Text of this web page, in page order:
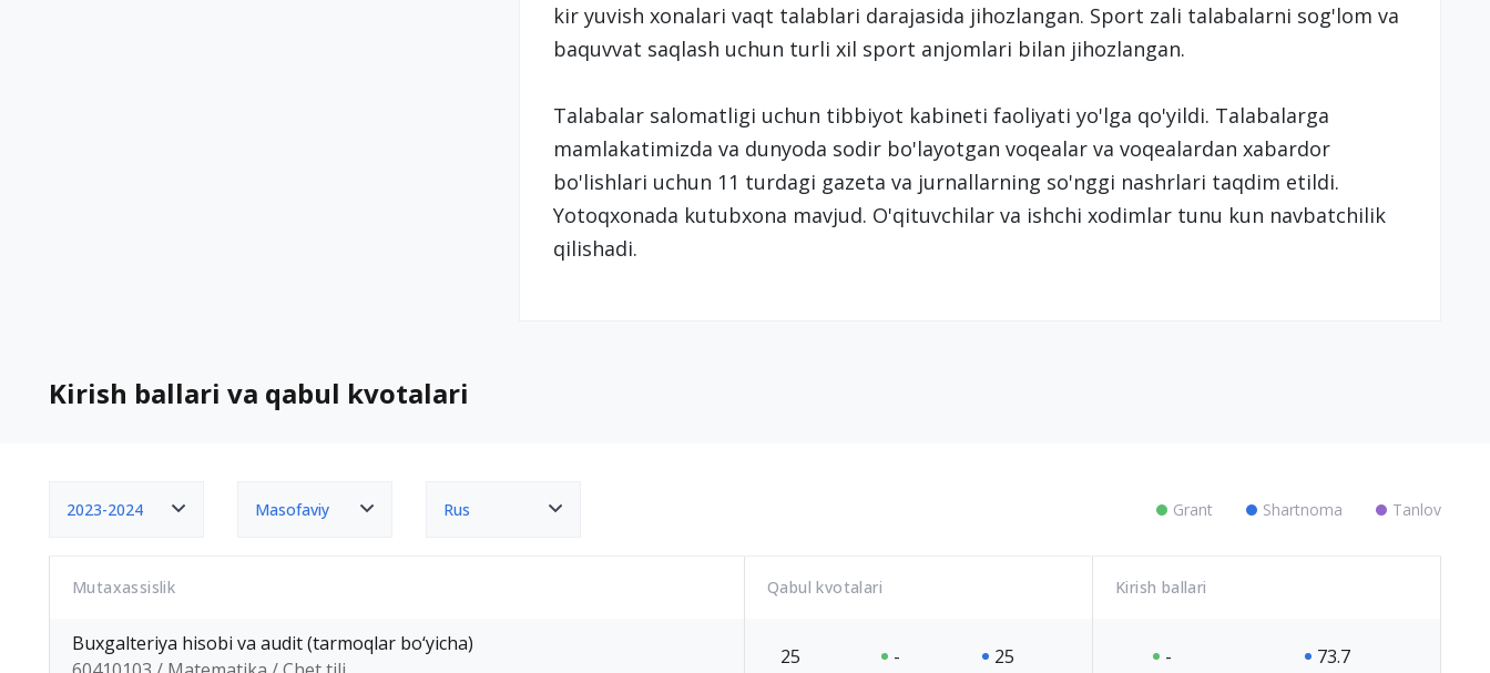
kir yuvish xonalari vaqt talablari darajasida jihozlangan. Sport zali talabalarni sog'lom va
baquvvat saqlash uchun turli xil sport anjomlari bilan jihozlangan.
Talabalar salomatligi uchun tibbiyot kabineti faoliyati yo'lga qo'yildi. Talabalarga
mamlakatimizda va dunyoda sodir bo'layotgan voqealar va voqealardan xabardor
bo'lishlari uchun 11 turdagi gazeta va jurnallarning so'nggi nashrlari taqdim etildi.
Yotoqxonada kutubxona mavjud. O'qituvchilar va ishchi xodimlar tunu kun navbatchilik
qilishadi.
Kirish ballari va qabul kvotalari
2023-2024 Masofaviy Rus Grant Shartnoma Tanlov
Mutaxassislik Qabul kvotalari Kirish ballari
Buxgalteriya hisobi va audit (tarmoqlar bo‘yicha)
25 - 25 - 73.7